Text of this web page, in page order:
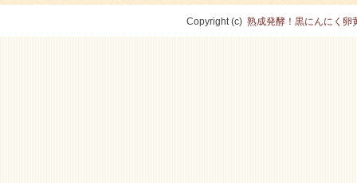
Copyright (c) 熟成発酵！黒にんにく卵